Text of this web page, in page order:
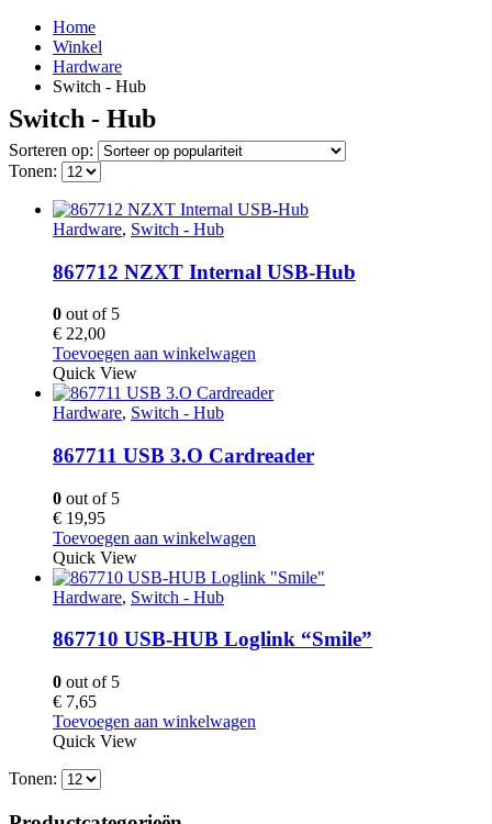
Home
Winkel
Hardware
Switch - Hub
Switch - Hub
Sorteren op:
Tonen:
Hardware, Switch - Hub
867712 NZXT Internal USB-Hub
0 out of 5
€ 22,00
Toevoegen aan winkelwagen
Quick View
Hardware, Switch - Hub
867711 USB 3.O Cardreader
0 out of 5
€ 19,95
Toevoegen aan winkelwagen
Quick View
Hardware, Switch - Hub
867710 USB-HUB Loglink “Smile”
0 out of 5
€ 7,65
Toevoegen aan winkelwagen
Quick View
Tonen: